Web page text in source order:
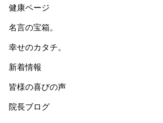
健康ページ
名言の宝箱。
幸せのカタチ。
新着情報
皆様の喜びの声
院長ブログ